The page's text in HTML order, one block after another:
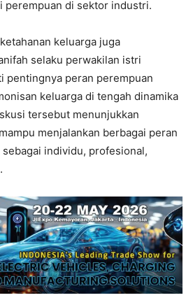
perempuan di sektor industri.
keluarga juga
selaku perwakilan istri
pentingnya peran perempuan
keluarga di tengah dinamika
tersebut menunjukkan
menjalankan berbagai peran
individu, profesional,